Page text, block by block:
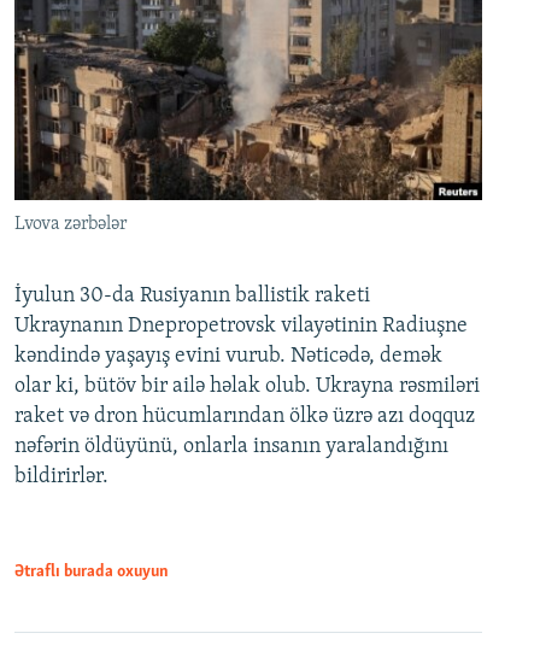
Lvova zərbələr
İyulun 30-da Rusiyanın ballistik raketi
Ukraynanın Dnepropetrovsk vilayətinin Radiuşne
kəndində yaşayış evini vurub. Nəticədə, demək
olar ki, bütöv bir ailə həlak olub. Ukrayna rəsmiləri
raket və dron hücumlarından ölkə üzrə azı doqquz
nəfərin öldüyünü, onlarla insanın yaralandığını
bildirirlər.
Ətraflı burada oxuyun